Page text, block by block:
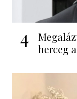
4
herceg